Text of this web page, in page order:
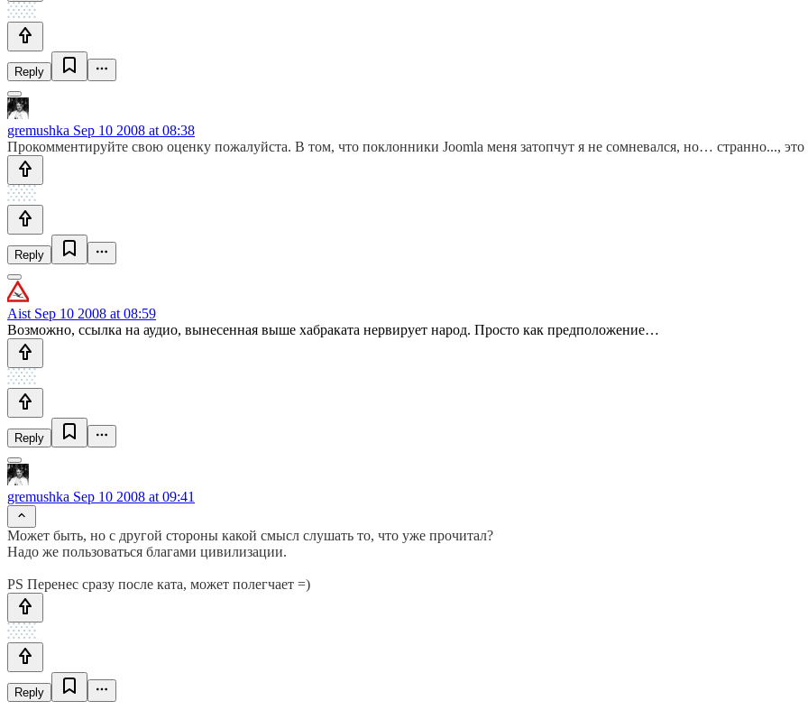
Reply
gremushka Sep 10 2008 at 08:38
Прокомментируйте свою оценку пожалуйста. В том, что поклонники Joomla меня затопчут я не сомневался, но… странно..., это
Reply
Aist Sep 10 2008 at 08:59
Возможно, ссылка на аудио, вынесенная выше хабраката нервирует народ. Просто как предположение…
Reply
gremushka Sep 10 2008 at 09:41
Может быть, но с другой стороны какой смысл слушать то, что уже прочитал?
Надо же пользоваться благами цивилизации.
PS Перенес сразу после ката, может полегчает =)
Reply